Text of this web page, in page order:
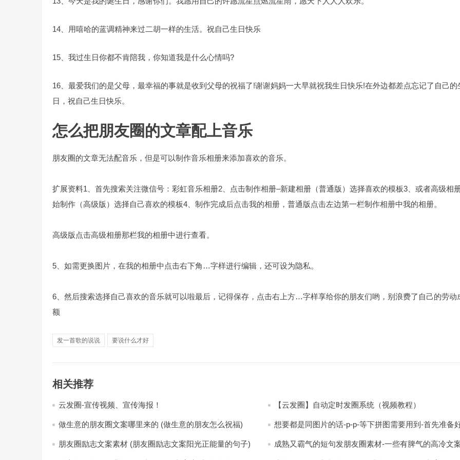
14、用嘻哈的蓝调精神来过二胡一样的生活。祝自己生日快乐
15、我过生日你都不肯陪我，你知道我是什么心情吗?
16、最爱我们的是父母，最幸福的事就是收到父母的祝福了!谢谢妈妈一大早就祝我生日快乐!在外边都差点忘记了自己的
日，祝自己生日快乐。
怎么把朋友圈的文章配上音乐
朋友圈的文章无法配音乐，但是可以制作音乐相册来添加喜欢的音乐。
扩展资料1、首先搜索关注微信号：彩虹音乐相册2、点击制作相册–新建相册（普通版）选择喜欢的模板3、或者高级相
始制作（高级版）选择自己喜欢的模板4、制作完成后点击我的相册，普通版点击左边第一栏制作相册中我的相册。
高级版点击高级相册那栏我的相册中进行查看。
5、如需更换图片，在我的相册中点击右下角…字样进行编辑，还可设为隐私。
6、然后搜索选择自己喜欢的音乐就可以啦最后，记得保存，点击右上方…字样享给你的朋友们哟，别浪费了自己的劳动
额
发一首歌的说说 要说什么才好
相关推荐
云发圈-宣传视频、宣传海报！ 【云发圈】自动定时发圈系统（视频教程）
做生意的朋友圈文案哪里来的 (做生意的朋友怎么祝福)
想要都是同图片的话-p-p-等下拼图需要用到-首先准备
片-如果想要图片都不同得话-1-p-可以准备好45张的不
朋友圈励志文案素材 (朋友圈励志文案阳光正能量的句子)
成熟又霸气的短句发朋友圈素材-一些有脾气的高冷文